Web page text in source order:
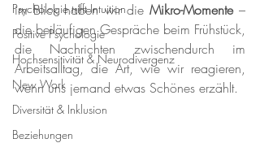
Psychologie trifft Intuition
Positive Psychologie
Hochsensitivität & Neurodivergenz
New Work
Diversität & Inklusion
Beziehungen
im Blick haben wir die Mikro-Momente –
die beiläufigen Gespräche beim Frühstück,
die Nachrichten zwischendurch im
Arbeitsalltag, die Art, wie wir reagieren,
wenn uns jemand etwas Schönes erzählt.